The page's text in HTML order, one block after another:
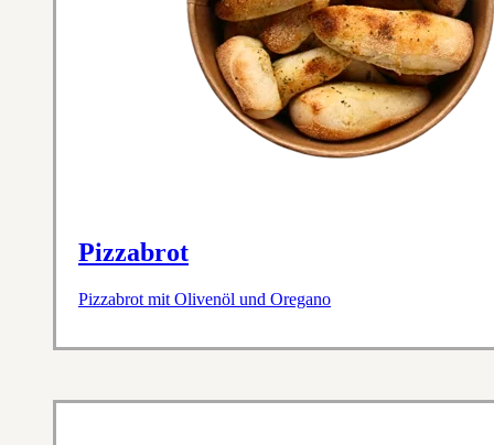
Pizzabrot
Pizzabrot mit Olivenöl und Oregano